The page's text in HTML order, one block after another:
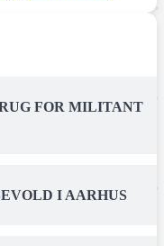
FOR MILITANT
I AARHUS